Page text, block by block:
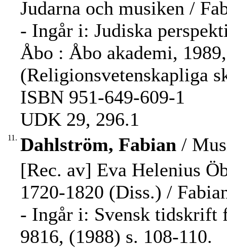
Judarna och musiken /
- Ingår i: Judiska
Åbo : Åbo akademi,
(Religionsvetenskapliga
ISBN 951-649-609-1
UDK 29, 296.1
11. Dahlström, Fabian /
[Rec. av] Eva Helenius
1720-1820 (Diss.) /
- Ingår i: Svensk tidskrift
9816, (1988) s. 108-110.